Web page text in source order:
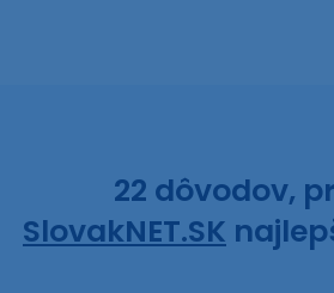
22 dôvodov,
SlovakNET.SK